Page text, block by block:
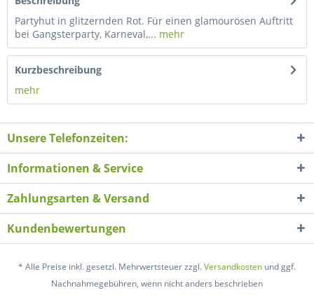
Partyhut in glitzernden Rot. Für einen glamourösen Auftritt
bei Gangsterparty, Karneval,... mehr
Kurzbeschreibung
mehr
Unsere Telefonzeiten:
Informationen & Service
Zahlungsarten & Versand
Kundenbewertungen
* Alle Preise inkl. gesetzl. Mehrwertsteuer zzgl.Versandkosten und ggf.
Nachnahmegebühren, wenn nicht anders beschrieben